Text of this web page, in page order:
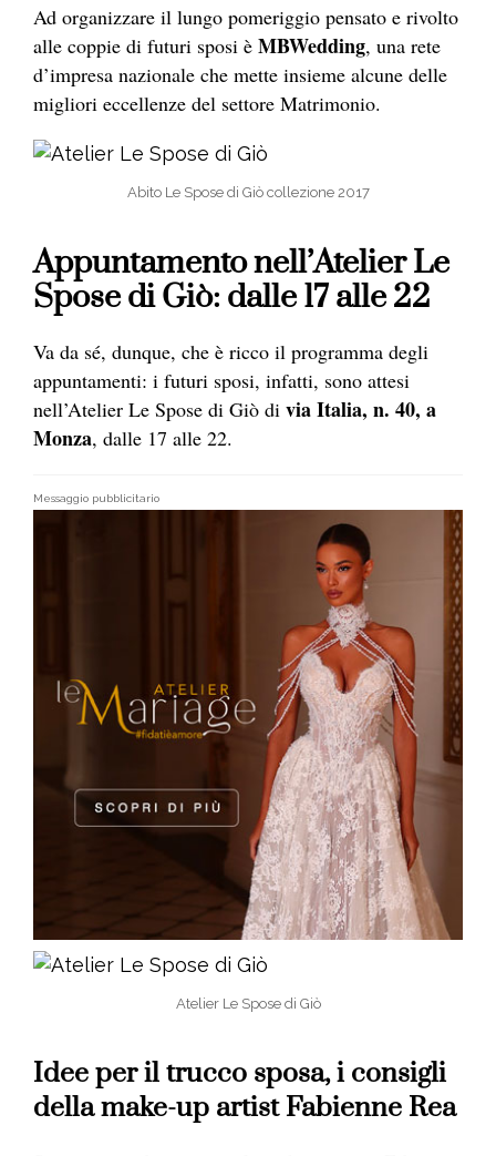
Ad organizzare il lungo pomeriggio pensato e rivolto
alle coppie di futuri sposi è MBWedding, una rete
d’impresa nazionale che mette insieme alcune delle
migliori eccellenze del settore Matrimonio.
Abito Le Spose di Giò collezione 2017
Appuntamento nell’Atelier Le
Spose di Giò: dalle 17 alle 22
Va da sé, dunque, che è ricco il programma degli
appuntamenti: i futuri sposi, infatti, sono attesi
nell’Atelier Le Spose di Giò di via Italia, n. 40, a
Monza, dalle 17 alle 22.
Messaggio pubblicitario
Atelier Le Spose di Giò
Idee per il trucco sposa, i consigli
della make-up artist Fabienne Rea